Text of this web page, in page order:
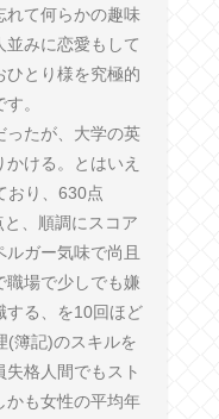
れて何らかの趣味
並みに恋愛もして
ひとり様を究極的
。
ったが、大学の英
ける。とはいえ
おり、630点
、順調にスコア
ガー気味で尚且
職場で少しでも嫌
する、を10回ほど
(簿記)のスキルを
格人間でもスト
かも女性の平均年